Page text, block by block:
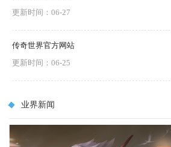
更新时间：06-27
传奇世界官方网站
更新时间：06-25
业界新闻